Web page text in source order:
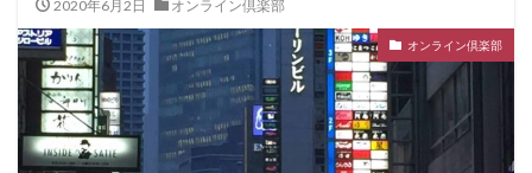
2020年6月2日 オンライン倶楽部
オンライン倶楽部